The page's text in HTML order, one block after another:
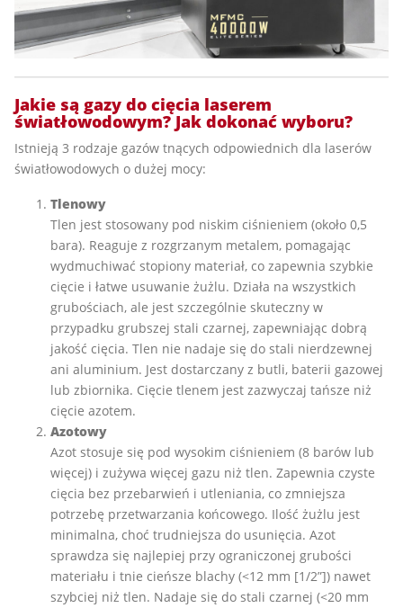
Jakie są gazy do cięcia laserem
światłowodowym? Jak dokonać wyboru?
Istnieją 3 rodzaje gazów tnących odpowiednich dla laserów
światłowodowych o dużej mocy:
Tlenowy
Tlen jest stosowany pod niskim ciśnieniem (około 0,5
bara). Reaguje z rozgrzanym metalem, pomagając
wydmuchiwać stopiony materiał, co zapewnia szybkie
cięcie i łatwe usuwanie żużlu. Działa na wszystkich
grubościach, ale jest szczególnie skuteczny w
przypadku grubszej stali czarnej, zapewniając dobrą
jakość cięcia. Tlen nie nadaje się do stali nierdzewnej
ani aluminium. Jest dostarczany z butli, baterii gazowej
lub zbiornika. Cięcie tlenem jest zazwyczaj tańsze niż
cięcie azotem.
Azotowy
Azot stosuje się pod wysokim ciśnieniem (8 barów lub
więcej) i zużywa więcej gazu niż tlen. Zapewnia czyste
cięcia bez przebarwień i utleniania, co zmniejsza
potrzebę przetwarzania końcowego. Ilość żużlu jest
minimalna, choć trudniejsza do usunięcia. Azot
sprawdza się najlepiej przy ograniczonej grubości
materiału i tnie cieńsze blachy (<12 mm [1/2”]) nawet
szybciej niż tlen. Nadaje się do stali czarnej (<20 mm